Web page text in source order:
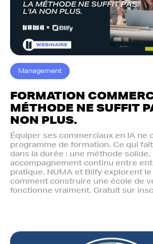
Management
FORMATION
MÉTHODE NE SUFFIT
NON PLUS.‍
Équiper ses commerciaux en IA ne
programme de formation. Ce qui
dans la durée : une méthode solide,
accompagnement continu entre
pratique. NUMA et Blify explorent
comment construire une école de
fonctionne vraiment. Gratuit sur